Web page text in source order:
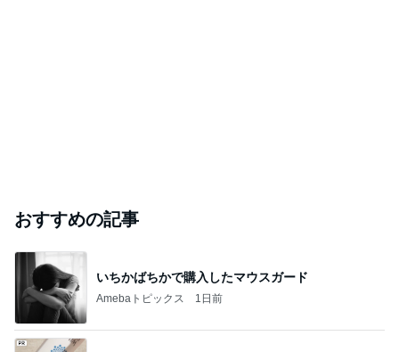
おすすめの記事
いちかばちかで購入したマウスガード
Amebaトピックス 1日前